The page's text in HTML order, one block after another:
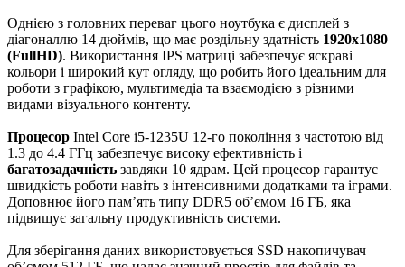
Однією з головних переваг цього ноутбука є дисплей з
діагоналлю 14 дюймів, що має роздільну здатність 1920х1080
(FullHD). Використання IPS матриці забезпечує яскраві
кольори і широкий кут огляду, що робить його ідеальним для
роботи з графікою, мультимедіа та взаємодією з різними
видами візуального контенту.
Процесор Intel Core i5-1235U 12-го покоління з частотою від
1.3 до 4.4 ГГц забезпечує високу ефективність і
багатозадачність завдяки 10 ядрам. Цей процесор гарантує
швидкість роботи навіть з інтенсивними додатками та іграми.
Доповнює його пам’ять типу DDR5 об’ємом 16 ГБ, яка
підвищує загальну продуктивність системи.
Для зберігання даних використовується SSD накопичувач